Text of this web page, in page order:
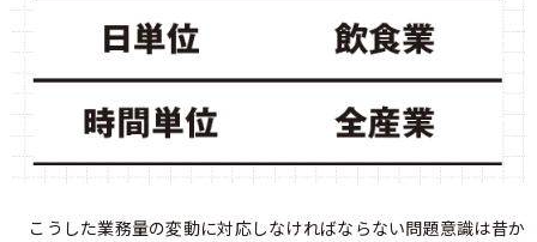
こうした業務量の変動に対応しなければならない問題意識は昔か